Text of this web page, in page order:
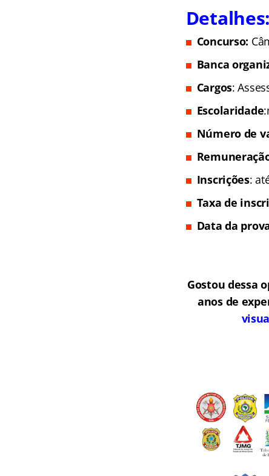
Detalhes:
Concurso:
Banca
Cargos:
Escolaridade
Número de
Inscrições:
Taxa de
Data da
Gostou dessa
anos de